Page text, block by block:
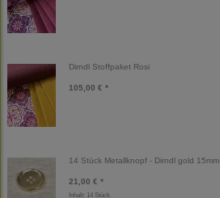
Dirndl Stoffpaket Rosi
105,00 € *
14 Stück Metallknopf - Dirndl gold 15mm
21,00 € *
Inhalt: 14 Stück